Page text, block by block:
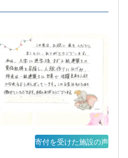
寄付を受けた施設の声